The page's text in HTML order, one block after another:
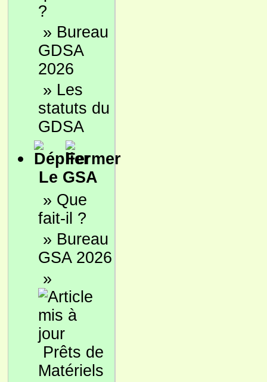
?
» Bureau
GDSA
2026
» Les
statuts du
GDSA
Le GSA
» Que
fait-il ?
» Bureau
GSA 2026
»
Prêts de
Matériels